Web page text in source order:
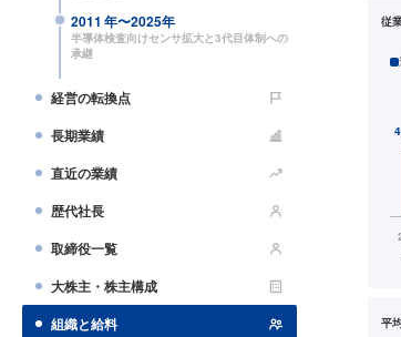
2011 年〜2025年
半導体検査向けセンサ拡大と3代目体制への
承継
経営の転換点
長期業績
直近の業績
歴代社長
取締役一覧
大株主・株主構成
組織と給料
従
平